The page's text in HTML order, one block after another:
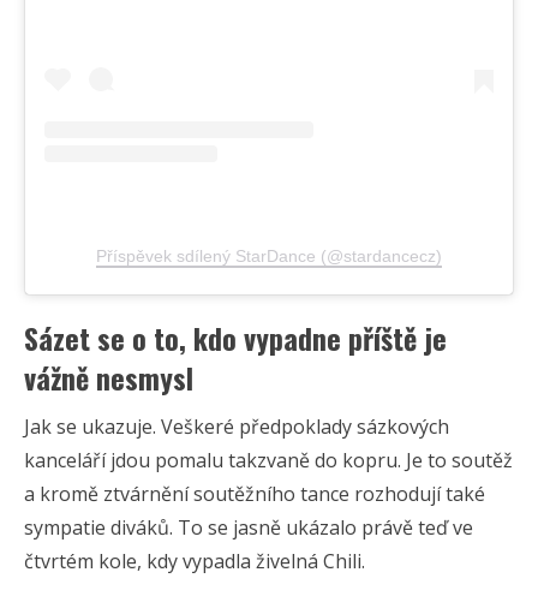
Příspěvek sdílený StarDance (@stardancecz)
Sázet se o to, kdo vypadne příště je
vážně nesmysl
Jak se ukazuje. Veškeré předpoklady sázkových
kanceláří jdou pomalu takzvaně do kopru. Je to soutěž
a kromě ztvárnění soutěžního tance rozhodují také
sympatie diváků. To se jasně ukázalo právě teď ve
čtvrtém kole, kdy vypadla živelná Chili.